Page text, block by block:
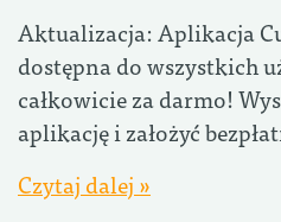
Aktualizacja: Aplikacja
dostępna do wszystkich
całkowicie za darmo!
aplikację i założyć
Czytaj dalej »